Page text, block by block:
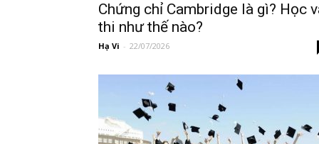
Chứng chỉ Cambridge là gì? Học
thi như thế nào?
Hạ Vi - 22/07/2026